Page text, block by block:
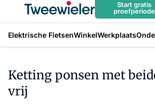
Start gratis
proefperiode
Elektrische FietsenWinkelWerkplaats
Ketting ponsen met
vrij